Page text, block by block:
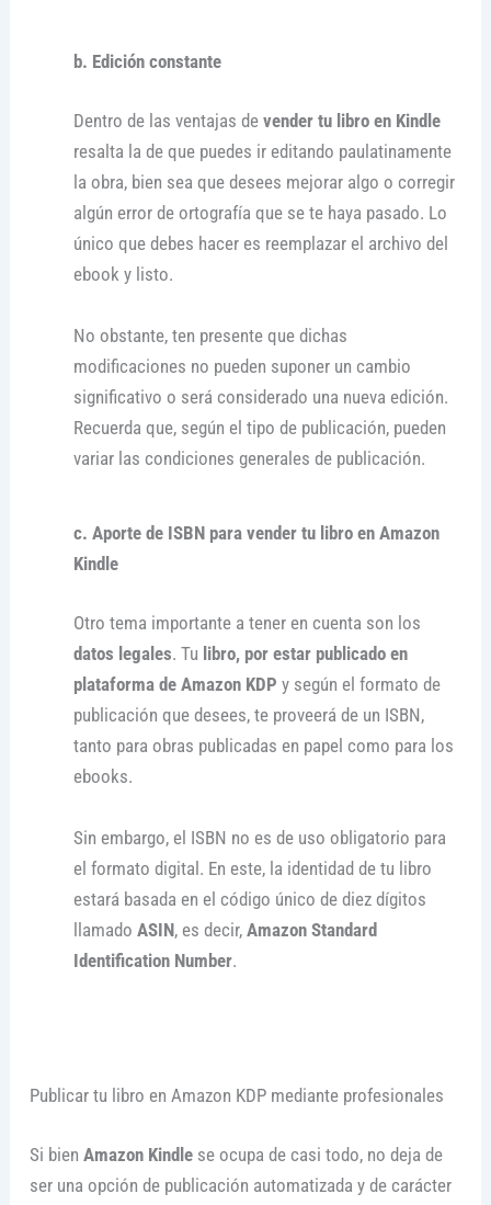
b. Edición constante
Dentro de las ventajas de vender tu libro en Kindle
resalta la de que puedes ir editando paulatinamente
la obra, bien sea que desees mejorar algo o corregir
algún error de ortografía que se te haya pasado. Lo
único que debes hacer es reemplazar el archivo del
ebook y listo.
No obstante, ten presente que dichas
modificaciones no pueden suponer un cambio
significativo o será considerado una nueva edición.
Recuerda que, según el tipo de publicación, pueden
variar las condiciones generales de publicación.
c. Aporte de ISBN para vender tu libro en Amazon
Kindle
Otro tema importante a tener en cuenta son los
datos legales. Tu libro, por estar publicado en
plataforma de Amazon KDP y según el formato de
publicación que desees, te proveerá de un ISBN,
tanto para obras publicadas en papel como para los
ebooks.
Sin embargo, el ISBN no es de uso obligatorio para
el formato digital. En este, la identidad de tu libro
estará basada en el código único de diez dígitos
llamado ASIN, es decir, Amazon Standard
Identification Number.
Publicar tu libro en Amazon KDP mediante profesionales
Si bien Amazon Kindlese ocupa de casi todo, no deja de
ser una opción de publicación automatizada y de carácter